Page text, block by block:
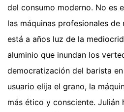
del consumo moderno. No es
las máquinas profesionales de
está a años luz de la
aluminio que inundan los
democratización del barista
usuario elija el grano, la
más ético y consciente. Julián